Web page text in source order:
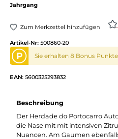
Jahrgang
Zum Merkzettel hinzufügen
Artikel-Nr: 500860-20
P Sie erhalten 8 Bonus
EAN: 5600325293832
Beschreibung
Der Herdade do Portocarro
die Nase mit mit intensiven
Nuancen. Am Gaumen